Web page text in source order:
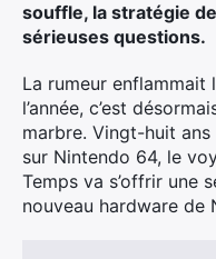
souffle, la stratégie
sérieuses questions.
La rumeur
l’année, c’est
marbre. Vingt-huit
sur Nintendo 64, le
Temps va s’offrir une
nouveau hardware de